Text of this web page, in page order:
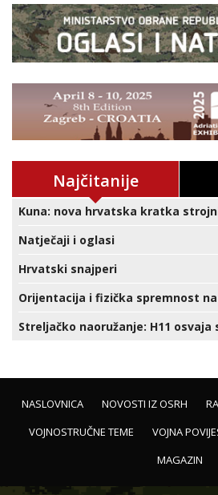
Najčitanije
Kuna: nova hrvatska kratka
Natječaji i oglasi
Hrvatski snajperi
Orijentacija i fizička spremnost
Streljačko naoružanje: H11 osvaja
NASLOVNICA NOVOSTI IZ OSRH
VOJNOSTRUČNE TEME
VOJNA
MAGAZIN